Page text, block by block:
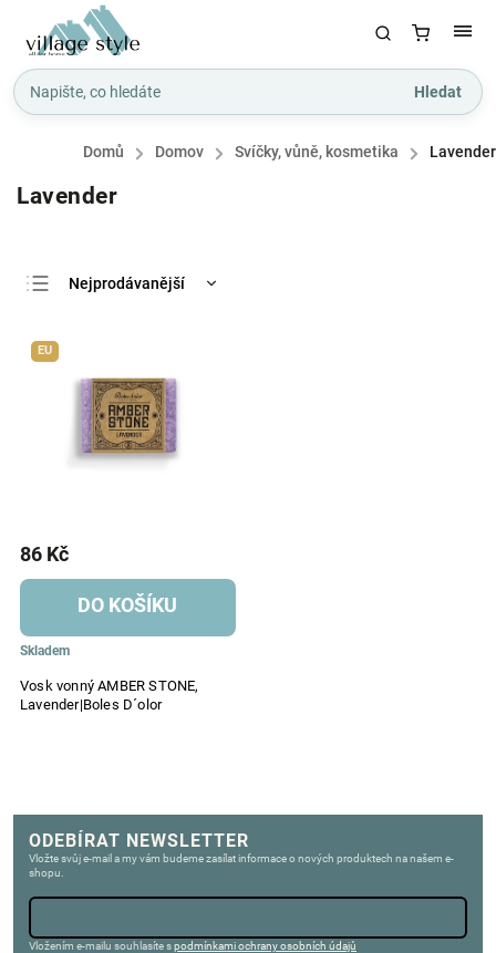
Hledat
Domů / Domov / Svíčky, vůně, kosmetika / Lavender
Lavender
Nejprodávanější
Abecedně
EU
Vosk vonný AMBER STONE,
Lavender|Boles D´olor
Skladem
86 Kč
DO KOŠÍKU
ODEBÍRAT NEWSLETTER
Vložte svůj e-mail a my vám budeme zasílat informace o nových produktech na našem e-
shopu.
Vložením e-mailu souhlasíte spodmínkami ochrany osobních údajů